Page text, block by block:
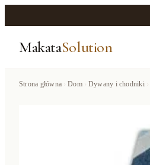
MakataSolution
Strona główna Dom Dywany i chodniki